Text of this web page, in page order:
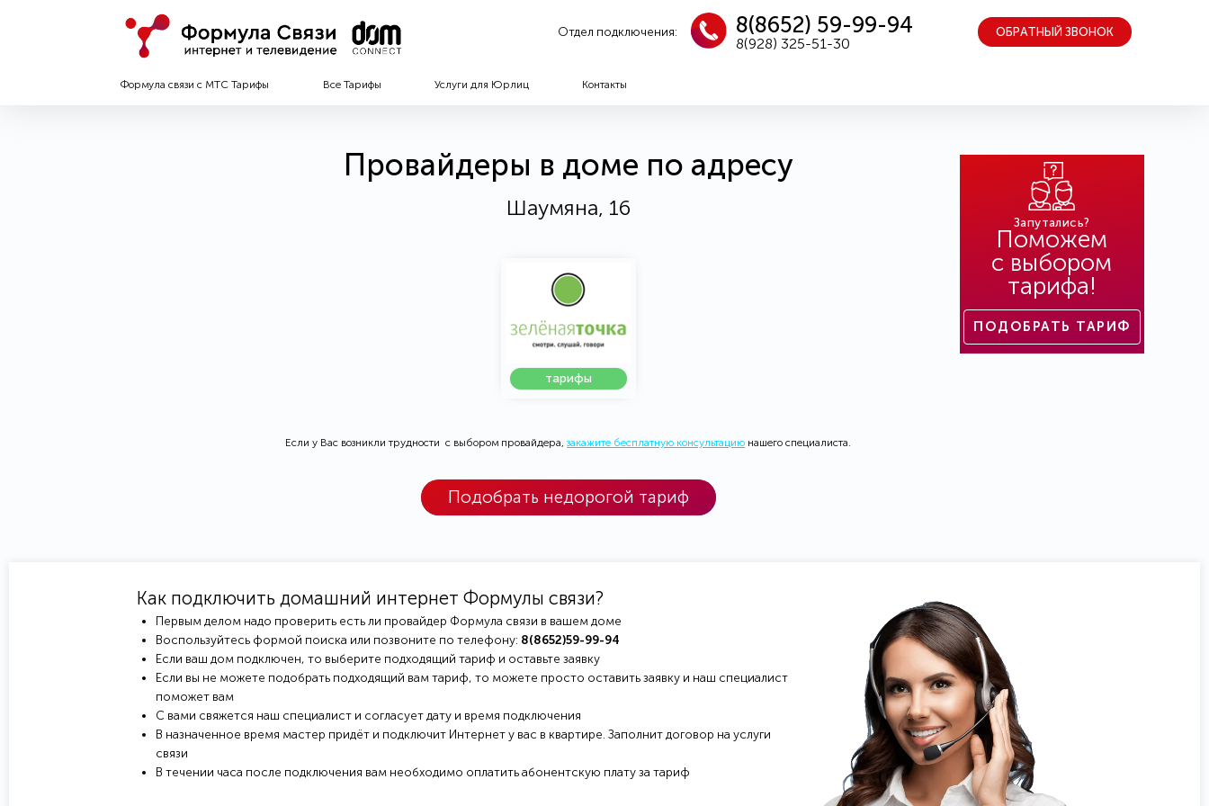
Отдел подключения: 8(8652) 59-99-94
8(928) 325-51-30
ОБРАТНЫЙ ЗВОНОК
Формула связи с МТС Тарифы Все Тарифы Услуги для Юрлиц Контакты
Провайдеры в доме по адресу
Шаумяна, 16
тарифы
Если у Вас возникли трудности с выбором провайдера,закажите бесплатную консультацию нашего специалиста.
Подобрать недорогой тариф
Запутались?
Поможем
с выбором
тарифа!
ПОДОБРАТЬ ТАРИФ
Как подключить домашний интернет Формулы связи?
Первым делом надо проверить есть ли провайдер Формула связи в вашем доме
Воспользуйтесь формой поиска или позвоните по телефону: 8(8652)59-99-94
Если ваш дом подключен, то выберите подходящий тариф и оставьте заявку
Если вы не можете подобрать подходящий вам тариф, то можете просто оставить заявку и наш специалист
поможет вам
С вами свяжется наш специалист и согласует дату и время подключения
В назначенное время мастер придёт и подключит Интернет у вас в квартире. Заполнит договор на услуги
связи
В течении часа после подключения вам необходимо оплатить абонентскую плату за тариф